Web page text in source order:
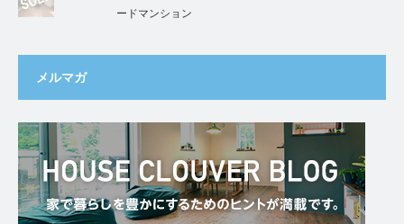
ードマンション
メルマガ